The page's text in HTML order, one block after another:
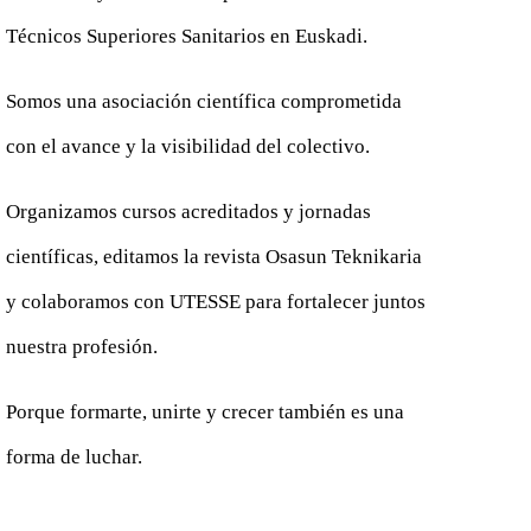
Técnicos Superiores Sanitarios en Euskadi.
Somos una asociación científica comprometida
con el avance y la visibilidad del colectivo.
Organizamos cursos acreditados y jornadas
científicas, editamos la revista Osasun Teknikaria
y colaboramos con UTESSE para fortalecer juntos
nuestra profesión.
Porque formarte, unirte y crecer también es una
forma de luchar.